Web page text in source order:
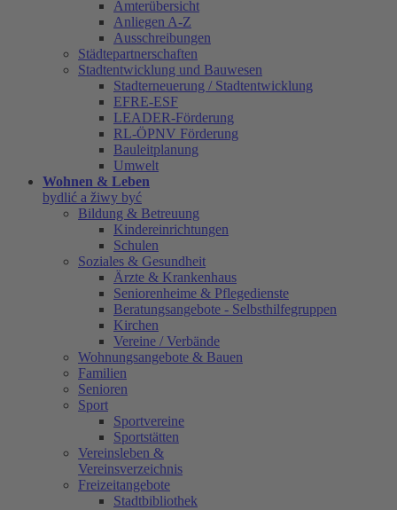
Ämterübersicht
Anliegen A-Z
Ausschreibungen
Städtepartnerschaften
Stadtentwicklung und Bauwesen
Stadterneuerung / Stadtentwicklung
EFRE-ESF
LEADER-Förderung
RL-ÖPNV Förderung
Bauleitplanung
Umwelt
Wohnen & Leben
bydlić a žiwy być
Bildung & Betreuung
Kindereinrichtungen
Schulen
Soziales & Gesundheit
Ärzte & Krankenhaus
Seniorenheime & Pflegedienste
Beratungsangebote - Selbsthilfegruppen
Kirchen
Vereine / Verbände
Wohnungsangebote & Bauen
Familien
Senioren
Sport
Sportvereine
Sportstätten
Vereinsleben &
Vereinsverzeichnis
Freizeitangebote
Stadtbibliothek